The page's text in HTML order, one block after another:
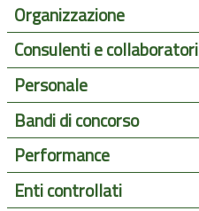
Organizzazione
Consulenti e collaboratori
Personale
Bandi di concorso
Performance
Enti controllati